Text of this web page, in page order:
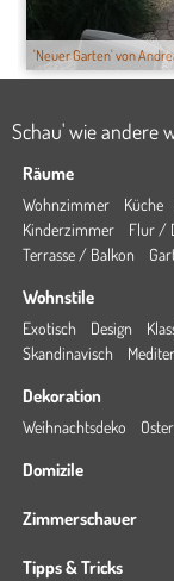
'Neuer Garten' von
Schau' wie andere
Räume
Wohnzimmer Küche
Kinderzimmer
Flur /
Terrasse / Balkon
Wohnstile
Exotisch Design
Skandinavisch
Dekoration
Weihnachtsdeko
Domizile
Zimmerschauer
Tipps & Tricks